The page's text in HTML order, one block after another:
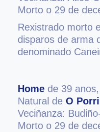
Morto o 29 de
Rexistrado morto
disparos de arma
denominado
Home de 39
Natural de O
Veciñanza:
Morto o 29 de